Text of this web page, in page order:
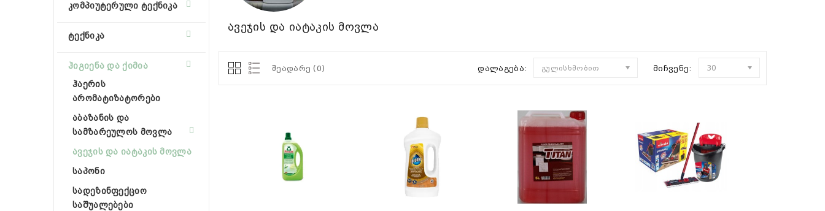
კომპიუტერული ტექნიკა
ტექნიკა
ჰიგიენა და ქიმია
ჰაერის
არომატიზატორები
აბაზანის და
სამზარეულოს მოვლა
ავეჯის და იატაკის მოვლა
საპონი
სადეზინფექციო
საშუალებები
ავეჯის და იატაკის მოვლა
შეადარე (0) დალაგება: გულისხმობით მიჩვენე: 30